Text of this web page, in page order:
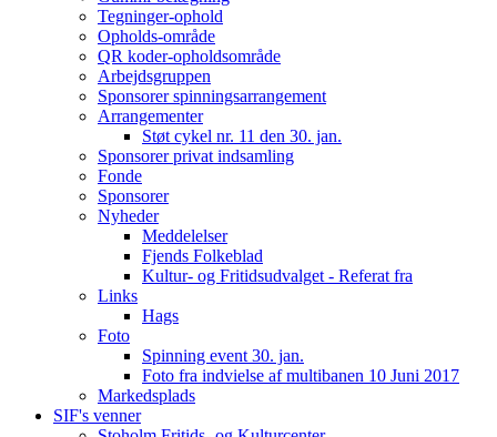
Tegninger-ophold
Opholds-område
QR koder-opholdsområde
Arbejdsgruppen
Sponsorer spinningsarrangement
Arrangementer
Støt cykel nr. 11 den 30. jan.
Sponsorer privat indsamling
Fonde
Sponsorer
Nyheder
Meddelelser
Fjends Folkeblad
Kultur- og Fritidsudvalget - Referat fra
Links
Hags
Foto
Spinning event 30. jan.
Foto fra indvielse af multibanen 10 Juni 2017
Markedsplads
SIF's venner